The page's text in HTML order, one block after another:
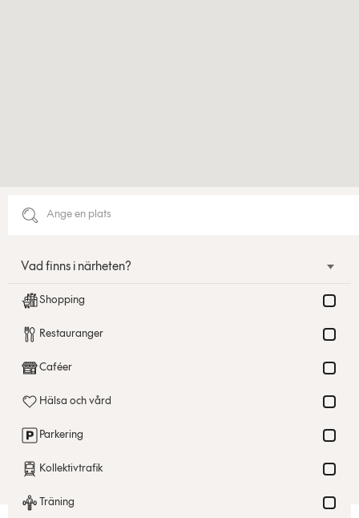
Vad finns i närheten?
Shopping
Restauranger
Caféer
Hälsa och vård
Parkering
Kollektivtrafik
Träning